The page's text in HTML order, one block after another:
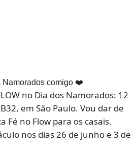
Namorados comigo ❤️
no Dia dos Namorados: 12
em São Paulo. Vou dar de
Fé no Flow para os casais.
nos dias 26 de junho e 3 de